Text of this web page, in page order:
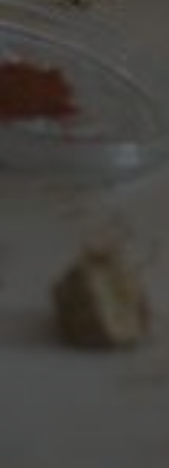
Werbung anzuzeigen. Sie
Wenn Cookies von
werden, bedarf der Zugriff